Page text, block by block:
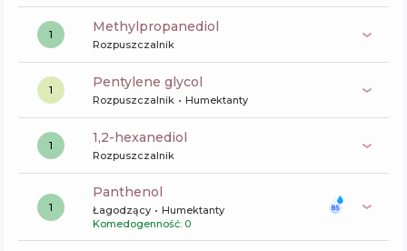
1 methylpropanediol
Rozpuszczalnik
1 pentylene glycol
Rozpuszczalnik Humektanty
1 1,2-hexanediol
Rozpuszczalnik
1
panthenol
Łagodzący
Humektanty
Komedogenność: 0